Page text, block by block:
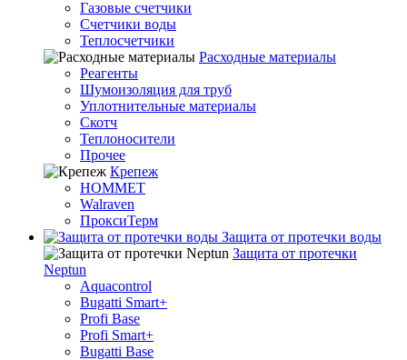
Газовые счетчики
Счетчики воды
Теплосчетчики
Расходные материалы
Реагенты
Шумоизоляция для труб
Уплотнительные материалы
Скотч
Теплоносители
Прочее
Крепеж
HOMMET
Walraven
ПроксиТерм
Защита от протечки воды
Защита от протечки
Neptun
Aquacontrol
Bugatti Smart+
Profi Base
Profi Smart+
Bugatti Base